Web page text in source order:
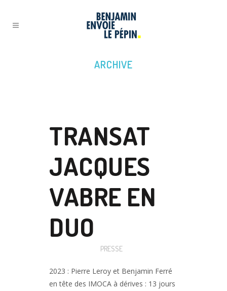
ARCHIVE
TRANSAT
JACQUES
VABRE EN
DUO
PRESSE
2023 : Pierre Leroy et Benjamin Ferré
en tête des IMOCA à dérives : 13 jours